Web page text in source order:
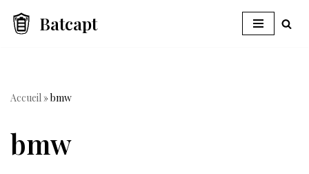
Aller
Batcapt
Accueil»bmw
bmw